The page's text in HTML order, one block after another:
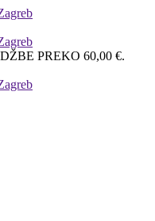
PREKO 60,00 €.